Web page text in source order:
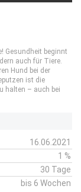
Gesundheit beginnt
auch für Tiere.
Hund bei der
ist die
halten – auch bei
16.06.2021
1 %
30 Tage
bis 6 Wochen